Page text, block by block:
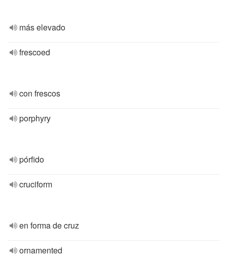
más elevado
frescoed
con frescos
porphyry
pórfido
cruciform
en forma de cruz
ornamented